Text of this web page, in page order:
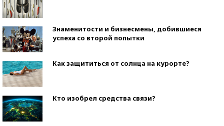
Знаменитости и бизнесмены, добившиеся
успеха со второй попытки
Как защититься от солнца на курорте?
Кто изобрел средства связи?